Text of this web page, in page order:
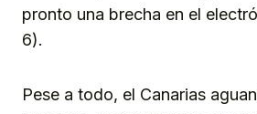
pronto una brecha en el
6).
Pese a todo, el Canarias